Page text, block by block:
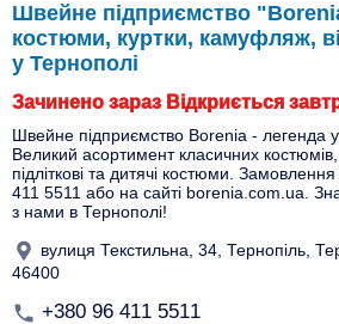
Швейне підприємство
костюми, куртки, камуфляж,
у Тернополі
Зачинено зараз Відкриється
Швейне підприємство Borenia - легенда у
Великий асортимент класичних
підліткові та дитячі костюми.
411 5511 або на сайті borenia.com.ua.
з нами в Тернополі!
вулиця Текстильна, 34, Тернопіль,
46400
+380 96 411 5511